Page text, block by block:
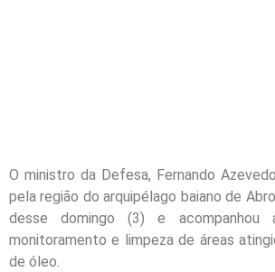
O ministro da Defesa, Fernando
pela região do arquipélago baiano de
desse domingo (3) e acompanhou
monitoramento e limpeza de áreas
de óleo.